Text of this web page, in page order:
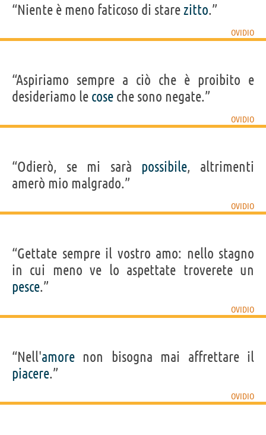
“Niente è meno faticoso di starezitto.”
OVIDIO
“Aspiriamo sempre a ciò che è proibito e
desideriamo le cose che sono negate.”
OVIDIO
“Odierò, se mi sarà possibile, altrimenti
amerò mio malgrado.”
OVIDIO
“Gettate sempre il vostro amo: nello stagno
in cui meno ve lo aspettate troverete un
pesce.”
OVIDIO
“Nell'amore non bisogna mai affrettare il
piacere.”
OVIDIO